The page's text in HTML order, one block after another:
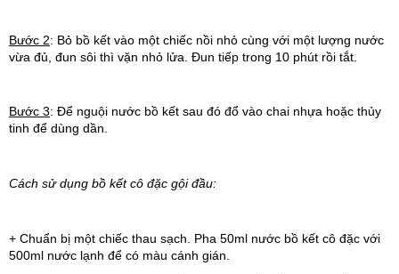
Bước 2: Bỏ bồ kết vào một chiếc nồi nhỏ cùng với một lượng nước
vừa đủ, đun sôi thì vặn nhỏ lửa. Đun tiếp trong 10 phút rồi tắt.
Bước 3: Để nguội nước bồ kết sau đó đổ vào chai nhựa hoặc thủy
tinh để dùng dần.
Cách sử dụng bồ kết cô đặc gội đầu:
+ Chuẩn bị một chiếc thau sạch. Pha 50ml nước bồ kết cô đặc với
500ml nước lạnh để có màu cánh gián.